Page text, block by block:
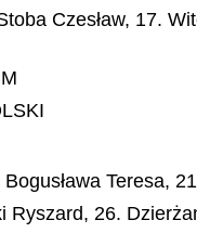
Czesław, 17.
Teresa,
26.